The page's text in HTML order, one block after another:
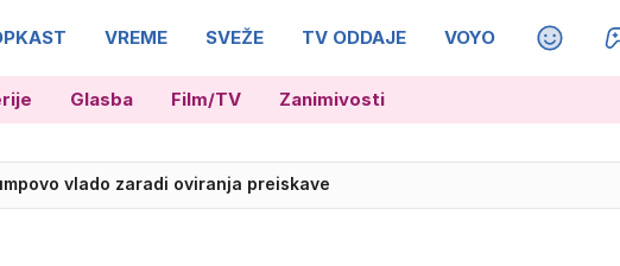
VREME SVEŽE TV ODDAJE VOYO MAGAZIN
Glasba Film/TV Zanimivosti
vlado zaradi oviranja preiskave
Tom Holland doma kuha zdrave obroke